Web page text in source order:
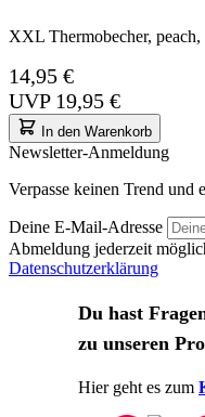
XXL Thermobecher, peach,
14,95 €
UVP 19,95 €
In den Warenkorb
Newsletter-Anmeldung
Verpasse keinen Trend und
Deine E-Mail-Adresse
Abmeldung jederzeit
Datenschutzerklärung
Du hast
zu unseren
Hier geht es zum